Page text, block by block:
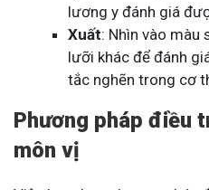
lương y đánh giá
Xuất: Nhìn vào màu
lưỡi khác để đánh
tắc nghẽn trong cơ
Phương pháp điều
môn vị